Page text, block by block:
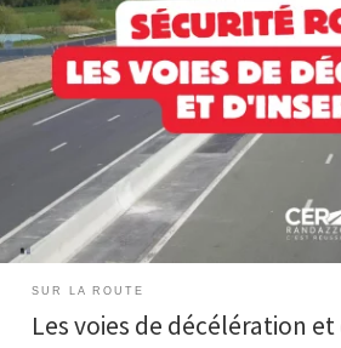
Les voies d’insertion et les voies de
termes « voies d’insertion », « décélération » et
seulement des concepts de circulation, mais
fluide et sécurisée. Comprendre ces principes
propre expérience sur […]
SUR LA ROUTE
Les voies de décélération et